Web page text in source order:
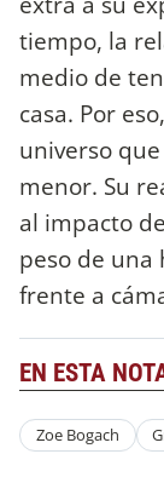
tiempo, la
medio de
casa. Por
universo
menor. Su
al impacto
peso de
frente a
EN ESTA
Zoe Bogach